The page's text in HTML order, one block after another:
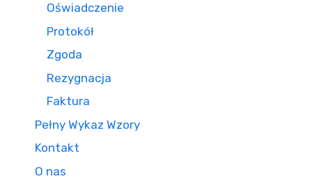
Oświadczenie
Protokół
Zgoda
Rezygnacja
Faktura
Pełny Wykaz Wzory
Kontakt
O nas